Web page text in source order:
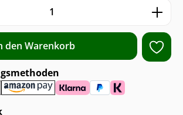
Gib den
den Warenkorb